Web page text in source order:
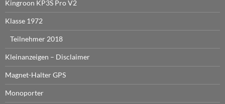
Kingroon KP3S Pro V2
Klasse 1972
Teilnehmer 2018
Kleinanzeigen – Disclaimer
Magnet-Halter GPS
Monoporter